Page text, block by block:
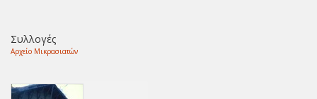
Συλλογές
Αρχείο Μικρασιατών